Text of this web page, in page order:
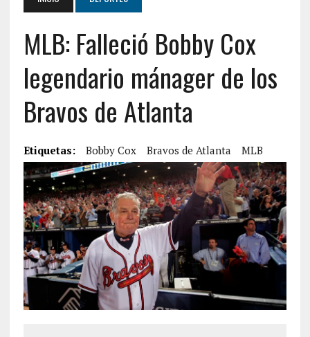
MLB: Falleció Bobby Cox
legendario mánager de los
Bravos de Atlanta
Etiquetas: Bobby Cox Bravos de Atlanta MLB